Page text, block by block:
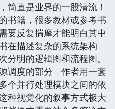
简直是业界的一股清流！
书籍，很多教材或参考书
要反复揣摩才能明白其中
在描述复杂的系统架构
分明的逻辑图和流程图。
调度的部分，作者用一套
个并行处理模块之间的依
种视觉化的叙事方式极大